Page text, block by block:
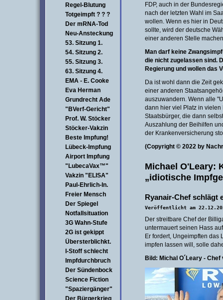
Regel-Blutung
Totgeimpft ? ? ?
Der mRNA-Tod
Neu-Ansteckung
53. Sitzung 1.
54. Sitzung 2.
55. Sitzung 3.
63. Sitzung 4.
EMA - E. Cooke
Eva Herman
Grundrecht Ade
"BVerf-Gericht"
Prof. W. Stöcker
Stöcker-Vakzin
Beste Impfung!
Lübeck-Impfung
Airport Impfung
"LubecaVax™"
Vakzin "ELISA"
Paul-Ehrlich-In.
Freier Mensch
Der Spiegel
Notfallsituation
3G Wahn-Stufe
2G ist gekippt
Übersterblichkt.
I-Stoff schlecht
Impfdurchbruch
Der Sündenbock
Science Fiction
"Spaziergänger"
Der Bürgerkrieg
FDP, auch in der
nach der letzten Wahl im
wollen. Wenn es hier in
sollte, wird der deutsche
einer anderen Stelle
Man darf keine
die nicht zugelassen sind.
Regierung und wollen das
Da ist wohl dann die Zeit
einer anderen
auszuwandern. Wenn alle
dann hier viel Platz in
Staatsbürger, die dann
Auszahlung der Beihilfen
der Krankenversicherung
(Copyright © 2022 by
Michael O'Leary:
„idiotische
Ryanair-Chef schlägt
Veröffentlicht am
Der streitbare Chef der
untermauert seinen Hass
Er fordert, Ungeimpften das
impfen lassen will, solle
Bild: Michal O´Leary -